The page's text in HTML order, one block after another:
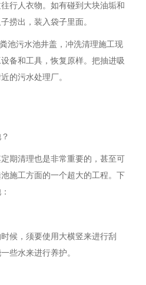
行人衣物。如有碰到大块油垢和
捞出，装入袋子里面。
池污水池井盖，冲洗清理施工现
备和工具，恢复原样。把抽进吸
的污水处理厂。
期清理也是非常重要的，甚至可
施工方面的一个超大的工程。下
候，须要使用大横竖来进行刮
些水来进行养护。